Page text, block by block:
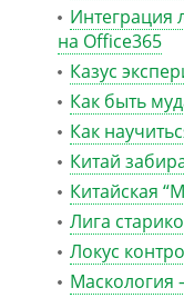
Интеграция
на Office365
Казус
Как быть
Как
Китай
Китайская
Лига
Локус
Маскология